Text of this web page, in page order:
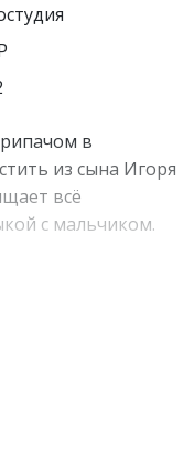
в
из сына Игоря
всё
с мальчиком.
и